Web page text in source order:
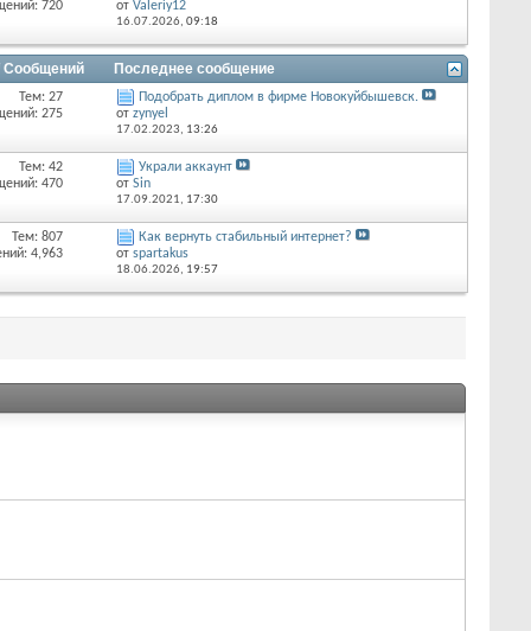
720
от Valeriy12
16.07.2026, 09:18
Сообщений Последнее сообщение
Тем: 27
275
Подобрать диплом в фирме Новокуйбышевск.
от zynyel
17.02.2023, 13:26
Тем: 42
470
Украли аккаунт
от Sin
17.09.2021, 17:30
Тем: 807
4,963
Как вернуть стабильный интернет?
от spartakus
18.06.2026, 19:57